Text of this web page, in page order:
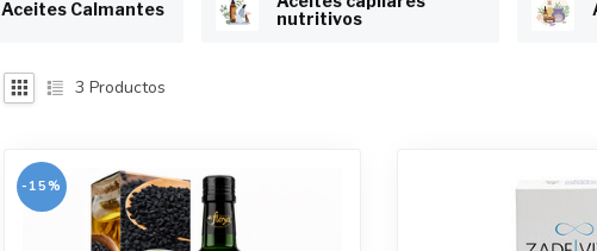
Aceites Calmantes
nutritivos
3 Productos
-15%